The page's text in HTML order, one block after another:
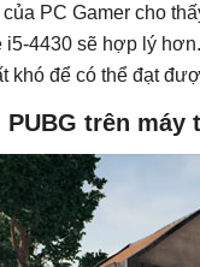
PC Gamer cho
i5-4430 sẽ hợp lý
khó để có thể đạt
trên máy